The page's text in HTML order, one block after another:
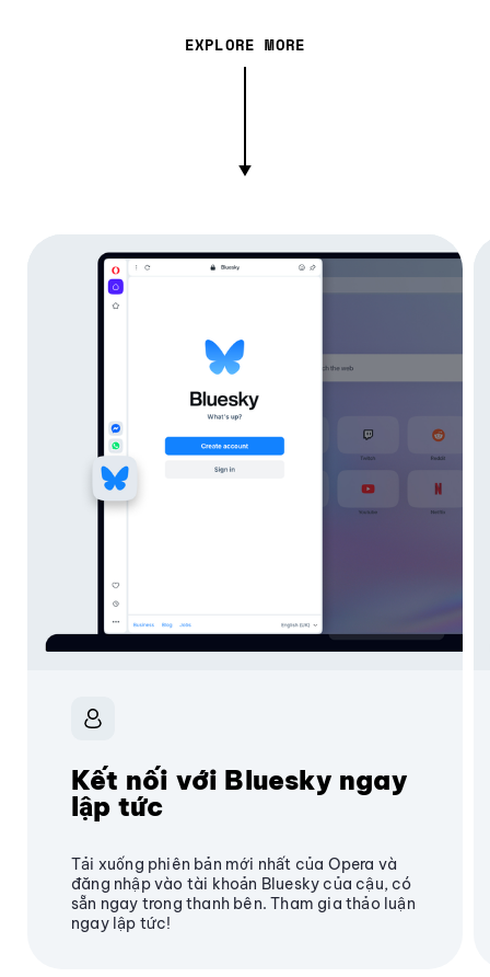
EXPLORE MORE
Kết nối với Bluesky ngay
lập tức
Tải xuống phiên bản mới nhất của Opera và
đăng nhập vào tài khoản Bluesky của cậu, có
sẵn ngay trong thanh bên. Tham gia thảo luận
ngay lập tức!